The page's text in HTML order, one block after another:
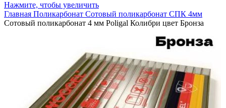
Нажмите, чтобы увеличить
Главная Поликарбонат Сотовый поликарбонат СПК 4мм
Сотовый поликарбонат 4 мм Poligal Колибри цвет Бронза